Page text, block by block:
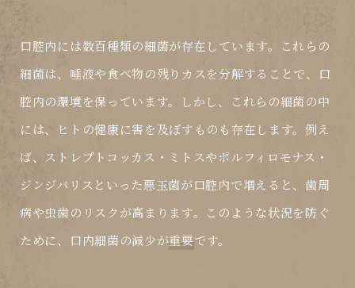
口腔内には数百種類の細菌が存在しています。これらの
細菌は、唾液や食べ物の残りカスを分解することで、口
腔内の環境を保っています。しかし、これらの細菌の中
には、ヒトの健康に害を及ぼすものも存在します。例え
ば、ストレプトコッカス・ミトスやポルフィロモナス・
ジンジバリスといった悪玉菌が口腔内で増えると、歯周
病や虫歯のリスクが高まります。このような状況を防ぐ
ために、口内細菌の減少が重要です。